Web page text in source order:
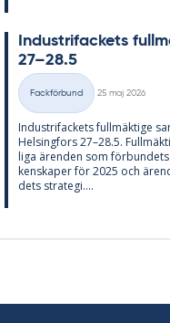
In­du­stri­fac­kets
27–28.5
Kategorier
Fackförbund
25 maj 2026
In­du­stri­fac­kets full­mäk­ti­ge
Helsing­fors 27–28.5.
li­ga ären­den som
ken­ska­per för 2025 och
dets stra­te­gi....